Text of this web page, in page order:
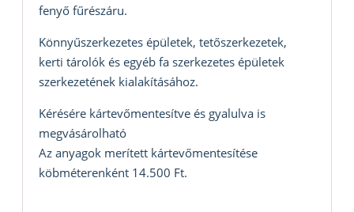
fenyő fűrészáru.
Könnyűszerkezetes épületek, tetőszerkezetek,
kerti tárolók és egyéb fa szerkezetes épületek
szerkezetének kialakításához.
Kérésére kártevőmentesítve és gyalulva is
megvásárolható
Az anyagok merített kártevőmentesítése
köbméterenként 14.500 Ft.